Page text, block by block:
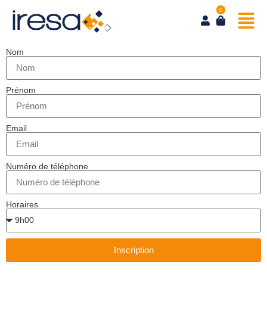
0
Nom
Prénom
Email
Numéro de téléphone
Horaires
Inscription